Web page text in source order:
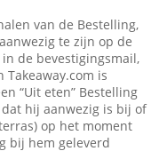
van de Bestelling,
te zijn op de
de bevestigingsmail,
is
“Uit eten” Bestelling
hij aanwezig is bij of
op het moment
bij hem geleverd